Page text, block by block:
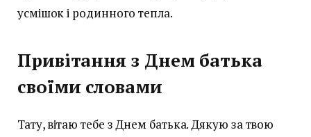
усмішок і родинного тепла.
Привітання з Днем батька
своїми словами
Тату, вітаю тебе з Днем батька. Дякую за твою